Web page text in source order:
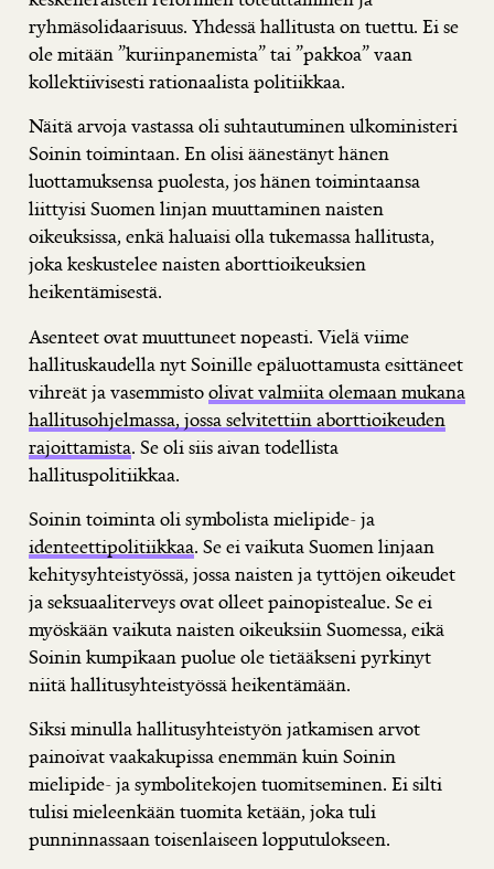
ryhmäsolidaarisuus. Yhdessä hallitusta on tuettu. Ei se
ole mitään ”kuriinpanemista” tai ”pakkoa” vaan
kollektiivisesti rationaalista politiikkaa.
Näitä arvoja vastassa oli suhtautuminen ulkoministeri
Soinin toimintaan. En olisi äänestänyt hänen
luottamuksensa puolesta, jos hänen toimintaansa
liittyisi Suomen linjan muuttaminen naisten
oikeuksissa, enkä haluaisi olla tukemassa hallitusta,
joka keskustelee naisten aborttioikeuksien
heikentämisestä.
Asenteet ovat muuttuneet nopeasti. Vielä viime
hallituskaudella nyt Soinille epäluottamusta esittäneet
vihreät ja vasemmistoolivat valmiita olemaan mukana
hallitusohjelmassa, jossa selvitettiin aborttioikeuden
rajoittamista. Se oli siis aivan todellista
hallituspolitiikkaa.
Soinin toiminta oli symbolista mielipide- ja
identeettipolitiikkaa. Se ei vaikuta Suomen linjaan
kehitysyhteistyössä, jossa naisten ja tyttöjen oikeudet
ja seksuaaliterveys ovat olleet painopistealue. Se ei
myöskään vaikuta naisten oikeuksiin Suomessa, eikä
Soinin kumpikaan puolue ole tietääkseni pyrkinyt
niitä hallitusyhteistyössä heikentämään.
Siksi minulla hallitusyhteistyön jatkamisen arvot
painoivat vaakakupissa enemmän kuin Soinin
mielipide- ja symbolitekojen tuomitseminen. Ei silti
tulisi mieleenkään tuomita ketään, joka tuli
punninnassaan toisenlaiseen lopputulokseen.